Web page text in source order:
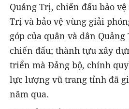
Quảng Trị, chiến đấu bảo
Trị và bảo vệ vùng giải
góp của quân và dân
chiến đấu; thành tựu xây
triển mà Đảng bộ, chính
lực lượng vũ trang tỉnh đã
năm qua.